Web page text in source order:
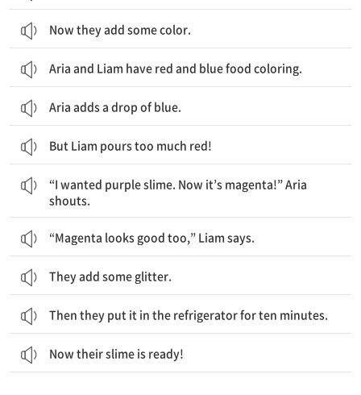
Now they add some color.
Aria and Liam have red and blue food coloring.
Aria adds a drop of blue.
But Liam pours too much red!
“I wanted purple slime. Now it’s magenta!” Aria
shouts.
“Magenta looks good too,” Liam says.
They add some glitter.
Then they put it in the refrigerator for ten minutes.
Now their slime is ready!